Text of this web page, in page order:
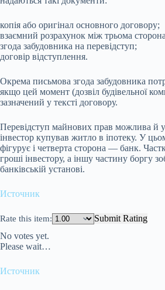
копія або оригінал основного договору;
взаємний розрахунок між трьома
згода забудовника на перевідступ;
договір відступлення.
Окрема письмова згода забудовника
якщо цей момент (дозвіл будівельної
зазначений у тексті договору.
Перевідступ майнових прав можлива й
інвестор купував житло в іпотеку. У
фігурує і четверта сторона — банк.
гроші інвестору, а іншу частину боргу
банківській установі.
Источник
Rate this item:
Submit Rating
No votes yet.
Please wait…
Источник